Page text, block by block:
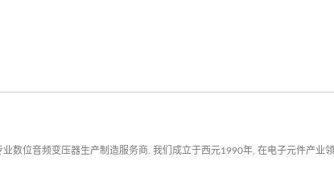
硬体，这款讯号变压器都能为现
数位音频变压器生产制造服务商. 我们成立于西元1990年, 在电子元件产业